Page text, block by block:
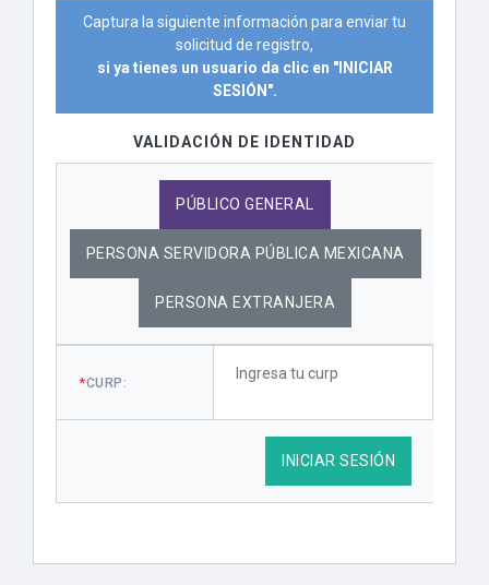
Captura la siguiente información para enviar tu
solicitud de registro,
si ya tienes un usuario da clic en "INICIAR
SESIÓN".
VALIDACIÓN DE IDENTIDAD
PÚBLICO GENERAL
PERSONA SERVIDORA PÚBLICA MEXICANA
PERSONA EXTRANJERA
*CURP:
INICIAR SESIÓN